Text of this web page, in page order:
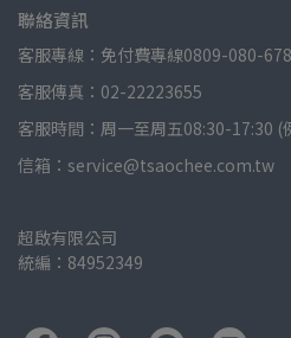
聯絡資訊
客服專線：免付費專線0809-080-678
客服傳真：02-22223655
客服時間：周一至周五08:30-17:30 (
信箱：service@tsaochee.com.tw
超啟有限公司
統編：84952349